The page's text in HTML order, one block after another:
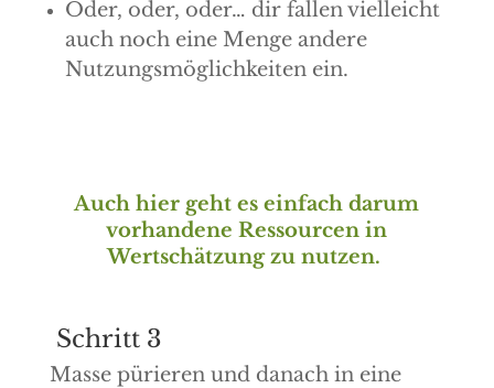
Oder, oder, oder… dir fallen vielleicht
auch noch eine Menge andere
Nutzungsmöglichkeiten ein.
Auch hier geht es einfach darum
vorhandene Ressourcen in
Wertschätzung zu nutzen.
Schritt 3
Masse pürieren und danach in eine